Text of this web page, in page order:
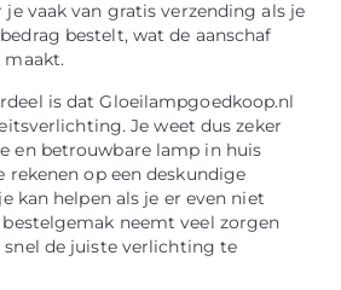
vaak van gratis verzending als je
bestelt, wat de aanschaf
maakt.
is dat Gloeilampgoedkoop.nl
Je weet dus zeker
en betrouwbare lamp in huis
rekenen op een deskundige
kan helpen als je er even niet
neemt veel zorgen
de juiste verlichting te